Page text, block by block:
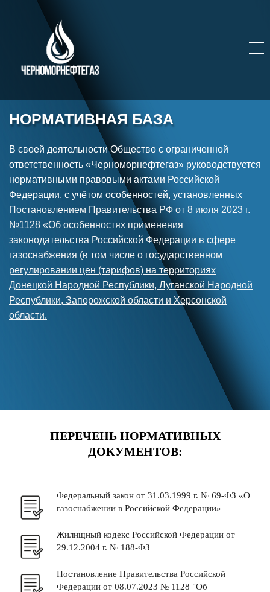
НОРМАТИВНАЯ БАЗА
В своей деятельности Общество с ограниченной
ответственность «Черноморнефтегаз» руководствуется
нормативными правовыми актами Российской
Федерации, с учётом особенностей, установленных
Постановлением Правительства РФ от 8 июля 2023 г.
№1128 «Об особенностях применения
законодательства Российской Федерации в сфере
газоснабжения (в том числе о государственном
регулировании цен (тарифов) на территориях
Донецкой Народной Республики, Луганской Народной
Республики, Запорожской области и Херсонской
области.
ПЕРЕЧЕНЬ НОРМАТИВНЫХ
ДОКУМЕНТОВ:
Федеральный закон от 31.03.1999 г. № 69-ФЗ «О
газоснабжении в Российской Федерации»
Жилищный кодекс Российской Федерации от
29.12.2004 г. № 188-ФЗ
Постановление Правительства Российской
Федерации от 08.07.2023 № 1128 "Об